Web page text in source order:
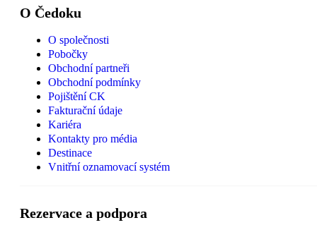
O Čedoku
O společnosti
Pobočky
Obchodní partneři
Obchodní podmínky
Pojištění CK
Fakturační údaje
Kariéra
Kontakty pro média
Destinace
Vnitřní oznamovací systém
Rezervace a podpora